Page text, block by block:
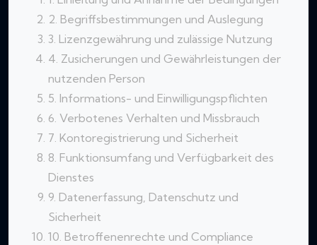
2. Begriffsbestimmungen und Auslegung
3. Lizenzgewährung und zulässige Nutzung
4. Zusicherungen und Gewährleistungen der
nutzenden Person
5. Informations- und Einwilligungspflichten
6. Verbotenes Verhalten und Missbrauch
7. Kontoregistrierung und Sicherheit
8. Funktionsumfang und Verfügbarkeit des
Dienstes
9. Datenerfassung, Datenschutz und
Sicherheit
10. Betroffenenrechte und Compliance